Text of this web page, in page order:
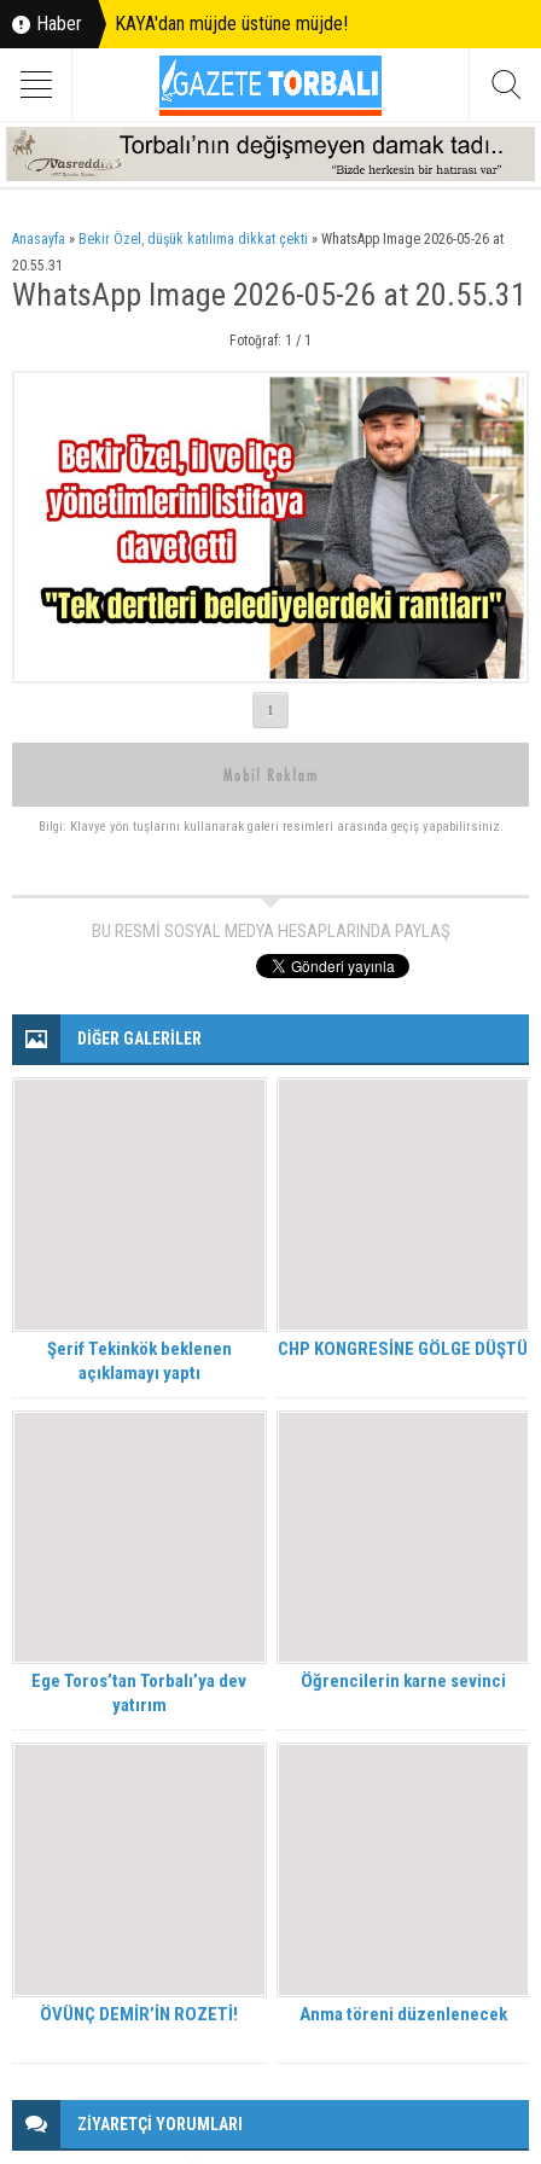
Haber KAYA'dan müjde üstüne müjde!
Anasayfa » Bekir Özel, düşük katılıma dikkat çekti » WhatsApp Image 2026-05-26 at
20.55.31
WhatsApp Image 2026-05-26 at 20.55.31
Fotoğraf: 1 / 1
1
Bilgi: Klavye yön tuşlarını kullanarak galeri resimleri arasında geçiş yapabilirsiniz.
BU RESMİ SOSYAL MEDYA HESAPLARINDA PAYLAŞ
DİĞER GALERİLER
Şerif Tekinkök beklenen
açıklamayı yaptı
CHP KONGRESİNE GÖLGE DÜŞTÜ
Ege Toros’tan Torbalı’ya dev
yatırım
Öğrencilerin karne sevinci
ÖVÜNÇ DEMİR’İN ROZETİ! Anma töreni düzenlenecek
ZİYARETÇİ YORUMLARI